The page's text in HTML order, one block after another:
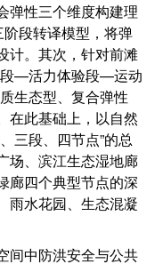
弹性三个维度构建理
段转译模型，将弹
计。其次，针对前滩
段—活力体验段—运动
生态型、复合弹性
在此基础上，以自然
三段、四节点”的总
场、滨江生态湿地廊
廊四个典型节点的深
雨水花园、生态混凝
间中防洪安全与公共